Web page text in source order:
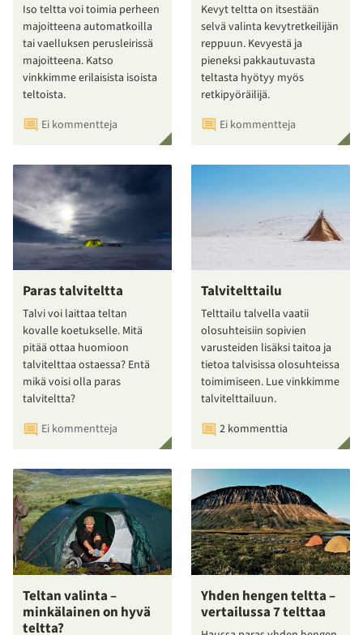
Iso teltta voi toimia perheen
majoitteena automatkoilla
tai vaelluksen perusleirissä
majoitteena. Katso
vinkkimme erilaisista isoista
teltoista.
Ei kommentteja
Kevyt teltta on itsestään
selvä valinta kevytretkeilijän
reppuun. Kevyestä ja
pieneksi pakkautuvasta
teltasta hyötyy myös
retkipyöräilijä.
Ei kommentteja
Paras talviteltta
Talvi voi laittaa teltan
kovalle koetukselle. Mitä
pitää ottaa huomioon
talvitelttaa ostaessa? Entä
mikä voisi olla paras
talviteltta?
Ei kommentteja
Talvitelttailu
Telttailu talvella vaatii
olosuhteisiin sopivien
varusteiden lisäksi taitoa ja
tietoa talvisissa olosuhteissa
toimimiseen. Lue vinkkimme
talvitelttailuun.
2 kommenttia
Teltan valinta –
minkälainen on hyvä
teltta?
Yhden hengen teltta –
vertailussa 7 telttaa